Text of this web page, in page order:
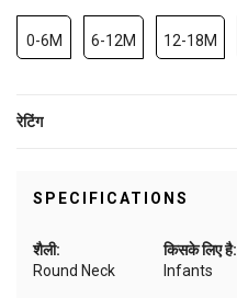
0-6M 6-12M 12-18M
रेटिंग
SPECIFICATIONS
शैली:
Round Neck
किसके लिए है:
Infants